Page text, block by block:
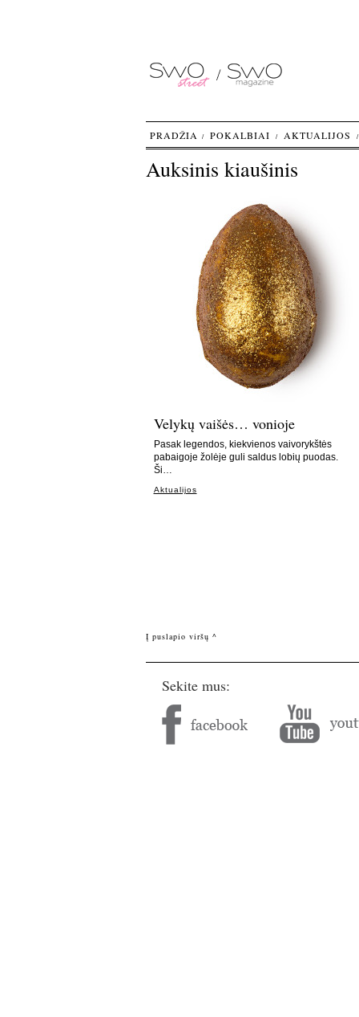
Auksinis kiaušinis
Velykų vaišės… vonioje
Pasak legendos, kiekvienos vaivorykštės
pabaigoje žolėje guli saldus lobių puodas.
Ši…
Aktualijos
PRADŽIA POKALBIAI AKTUALIJOS
Į puslapio viršų ^
Sekite mus: